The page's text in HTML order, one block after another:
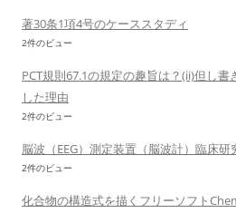
著30条1項4号のケーススタディ
2件のビュー
PCT規則67.1の規定の趣旨は？(ii)但し
した理由
2件のビュー
脳波（EEG）測定装置（脳波計）臨床研
2件のビュー
化合物の構造式を描くフリーソフト